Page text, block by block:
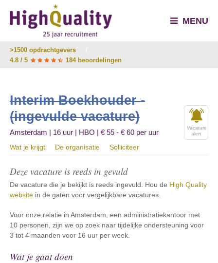
MENU
>1500 opdrachtgevers
4.8 / 5
184 beoordelingen
Interim Boekhouder -
(ingevulde vacature)
Vacature
alert
Amsterdam | 16 uur | HBO | € 55 - € 60 per uur
Wat je krijgt De organisatie Solliciteer
Deze vacature is reeds in gevuld
De vacature die je bekijkt is reeds ingevuld. Hou de High Quality
website in de gaten voor vergelijkbare vacatures.
Voor onze relatie in Amsterdam, een administratiekantoor met
10 personen, zijn we op zoek naar tijdelijke ondersteuning voor
3 tot 4 maanden voor 16 uur per week.
Wat je gaat doen